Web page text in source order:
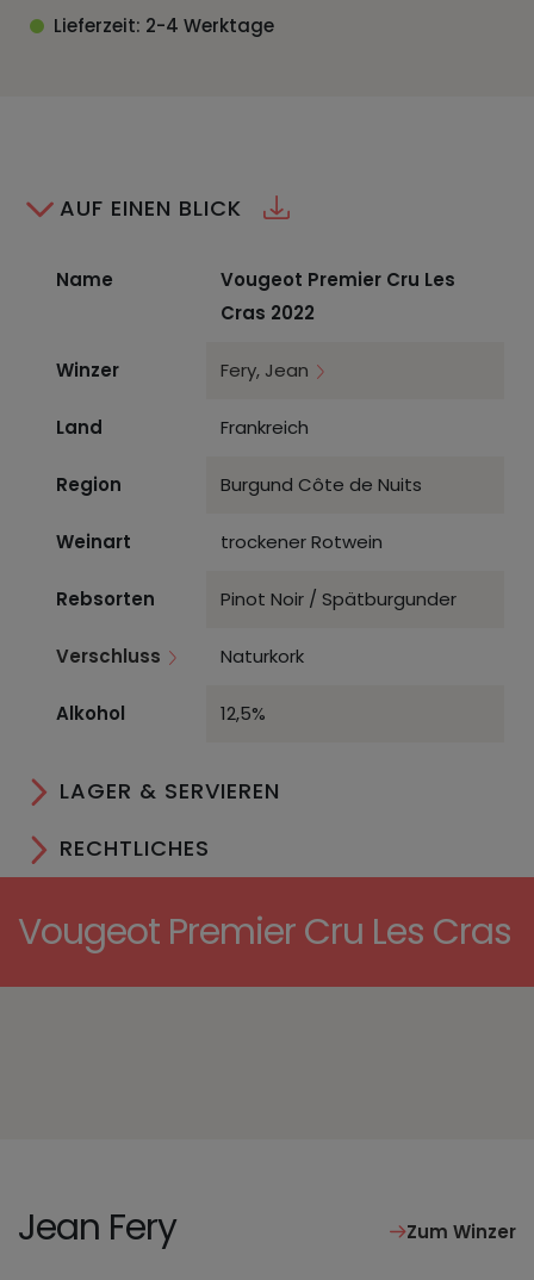
Lieferzeit: 2-4 Werktage
AUF EINEN BLICK
Name
Vougeot Premier Cru Les
Cras 2022
Winzer Fery, Jean
Land Frankreich
Region Burgund Côte de Nuits
Weinart trockener Rotwein
Rebsorten Pinot Noir / Spätburgunder
Verschluss Naturkork
Alkohol 12,5%
LAGER & SERVIEREN
RECHTLICHES
Vougeot Premier Cru Les Cras
Jean Fery Zum Winzer